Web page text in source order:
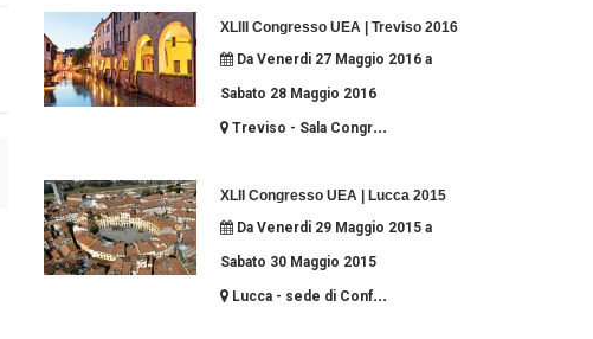
XLIII Congresso UEA | Treviso 2016
Da Venerdi 27 Maggio 2016 a
Sabato 28 Maggio 2016
Treviso - Sala Congr...
XLII Congresso UEA | Lucca 2015
Da Venerdi 29 Maggio 2015 a
Sabato 30 Maggio 2015
Lucca - sede di Conf...